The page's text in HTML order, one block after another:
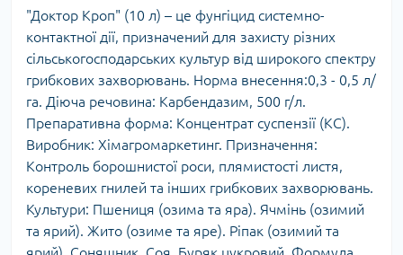
"Доктор Кроп" (10 л) – це фунгіцид системно-
контактної дії, призначений для захисту різних
сільськогосподарських культур від широкого спектру
грибкових захворювань. Норма внесення:0,3 - 0,5 л/
га. Діюча речовина: Карбендазим, 500 г/л.
Препаративна форма: Концентрат суспензії (КС).
Виробник: Хімагромаркетинг. Призначення:
Контроль борошнистої роси, плямистості листя,
кореневих гнилей та інших грибкових захворювань.
Культури: Пшениця (озима та яра). Ячмінь (озимий
та ярий). Жито (озиме та яре). Ріпак (озимий та